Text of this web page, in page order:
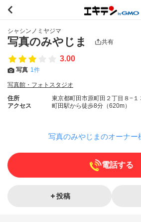
シャシンノミヤジマ
写真のみやじま 共有
3.00
写真 1件
写真館・フォトスタジオ
住所
東京都町田市原町田２丁目８−１
アクセス
町田駅から徒歩8分（620m）
写真のみやじまのオーナー
電話する
投稿